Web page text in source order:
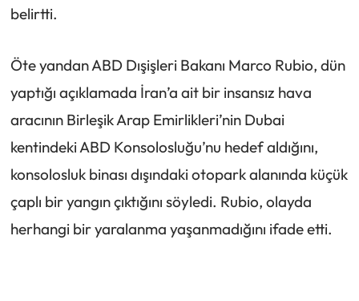
belirtti.
Öte yandan ABD Dışişleri Bakanı Marco Rubio, dün
yaptığı açıklamada İran’a ait bir insansız hava
aracının Birleşik Arap Emirlikleri’nin Dubai
kentindeki ABD Konsolosluğu’nu hedef aldığını,
konsolosluk binası dışındaki otopark alanında küçük
çaplı bir yangın çıktığını söyledi. Rubio, olayda
herhangi bir yaralanma yaşanmadığını ifade etti.